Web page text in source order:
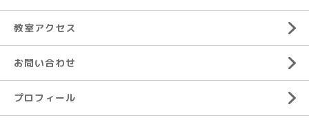
教室アクセス
お問い合わせ
プロフィール